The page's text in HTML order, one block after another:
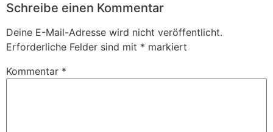
Schreibe einen Kommentar
Deine E-Mail-Adresse wird nicht veröffentlicht.
Erforderliche Felder sind mit * markiert
Kommentar *